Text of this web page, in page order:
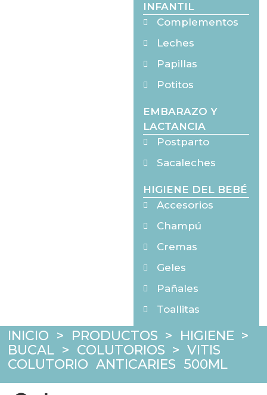
INFANTIL
Complementos
Leches
Papillas
Potitos
EMBARAZO Y
LACTANCIA
Postparto
Sacaleches
HIGIENE DEL BEBÉ
Accesorios
Champú
Cremas
Geles
Pañales
Toallitas
INICIO > PRODUCTOS > HIGIENE >
BUCAL > COLUTORIOS > VITIS
COLUTORIO ANTICARIES 500ML